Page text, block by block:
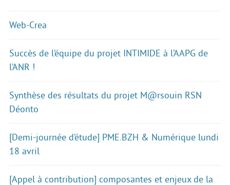
Web-Crea
Succès de l’équipe du projet INTIMIDE à l’AAPG de
l’ANR !
Synthèse des résultats du projet M@rsouin RSN
Déonto
[Demi-journée d’étude] PME.BZH & Numérique lundi
18 avril
[Appel à contribution] composantes et enjeux de la